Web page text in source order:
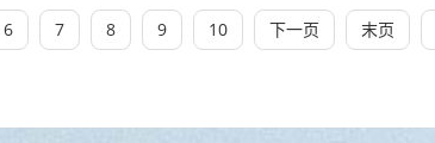
6 7 8 9 10 下一页 末页